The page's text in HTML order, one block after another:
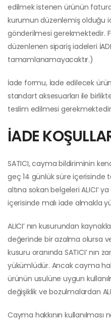
edilmek istenen ürünün
kurumun düzenlemiş olduğu
gönderilmesi gerekmektedir.
düzenlenen sipariş iadeleri
tamamlanamayacaktır.)
İade formu, İade edilecek
standart aksesuarları ile
teslim edilmesi
İADE
SATICI, cayma bildiriminin
geç 14 günlük süre içerisinde
altına sokan belgeleri ALICI’
içerisinde malı iade almakla
ALICI’ nın kusurundan
değerinde bir azalma olursa
kusuru oranında SATICI’ nın
yükümlüdür. Ancak cayma
ürünün usulüne uygun
değişiklik ve bozulmalardan
Cayma hakkının kullanılması